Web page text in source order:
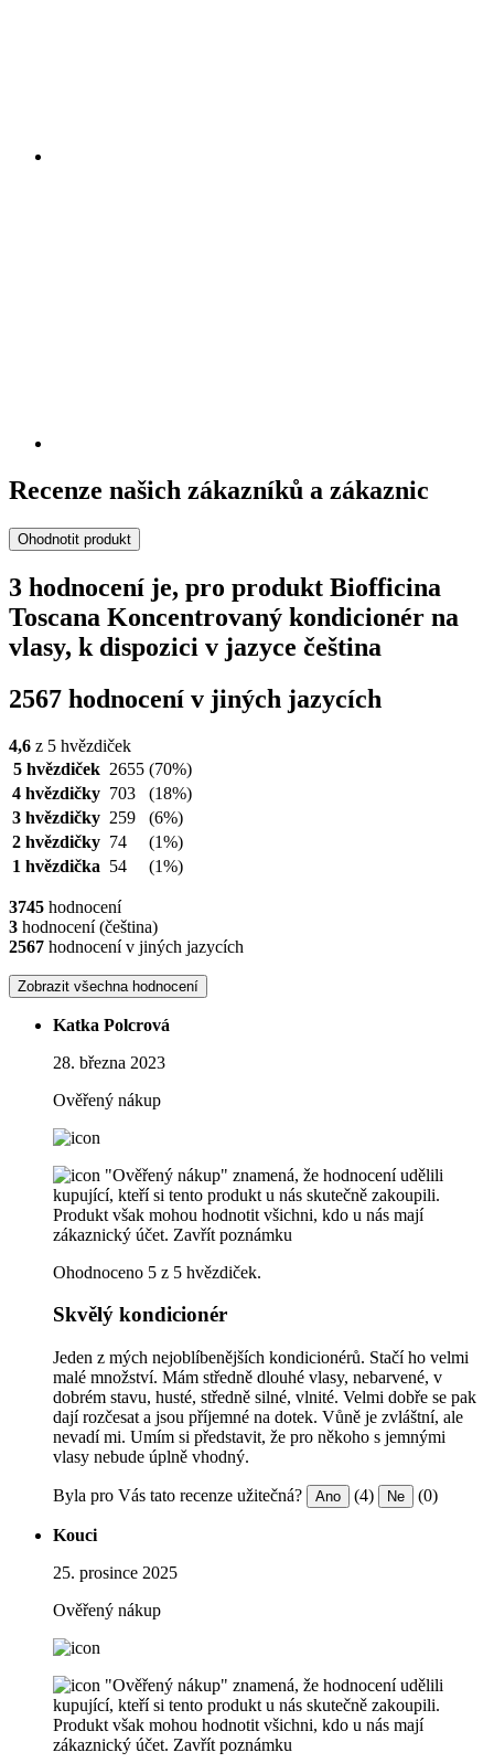
Recenze našich zákazníků a zákaznic
Ohodnotit produkt
3 hodnocení je, pro produkt Biofficina
Toscana Koncentrovaný kondicionér na
vlasy, k dispozici v jazyce čeština
2567 hodnocení v jiných jazycích
4,6 z 5 hvězdiček
5 hvězdiček 2655 (70%)
4 hvězdičky 703
(18%)
3 hvězdičky 259
(6%)
2 hvězdičky 74
(1%)
1 hvězdička 54 (1%)
3745 hodnocení
3 hodnocení (čeština)
2567 hodnocení v jiných jazycích
Zobrazit všechna hodnocení
Katka Polcrová
28. března 2023
Ověřený nákup
"Ověřený nákup" znamená, že hodnocení udělili
kupující, kteří si tento produkt u nás skutečně zakoupili.
Produkt však mohou hodnotit všichni, kdo u nás mají
zákaznický účet. Zavřít poznámku
Ohodnoceno 5 z 5 hvězdiček.
Skvělý kondicionér
Jeden z mých nejoblíbenějších kondicionérů. Stačí ho velmi
malé množství. Mám středně dlouhé vlasy, nebarvené, v
dobrém stavu, husté, středně silné, vlnité. Velmi dobře se pak
dají rozčesat a jsou příjemné na dotek. Vůně je zvláštní, ale
nevadí mi. Umím si představit, že pro někoho s jemnými
vlasy nebude úplně vhodný.
Byla pro Vás tato recenze užitečná? Ano (4) Ne (0)
Kouci
25. prosince 2025
Ověřený nákup
"Ověřený nákup" znamená, že hodnocení udělili
kupující, kteří si tento produkt u nás skutečně zakoupili.
Produkt však mohou hodnotit všichni, kdo u nás mají
zákaznický účet. Zavřít poznámku